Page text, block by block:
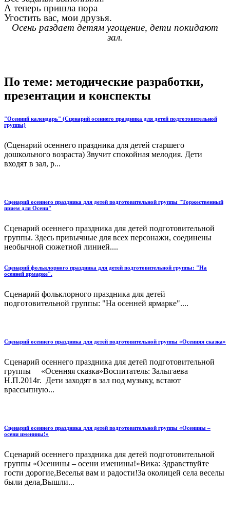
А теперь пришла пора
Угостить вас, мои друзья.
Осень раздает детям угощение, дети покидают
зал.
По теме: методические разработки,
презентации и конспекты
"Осенний календарь" (Сценарий осеннего праздника для детей подготовительной
группы)
(Сценарий осеннего праздника для детей старшего
дошкольного возраста) Звучит спокойная мелодия. Дети
входят в зал, р...
Сценарий осеннего праздника для детей подготовительной группы "Торжественный
прием для Осени"
Сценарий осеннего праздника для детей подготовительной
группы. Здесь привычные для всех персонажи, соединены
необычной сюжетной линией....
Сценарий фольклорного праздника для детей подготовительной группы: "На
осенней ярмарке".
Сценарий фольклорного праздника для детей
подготовительной группы: "На осенней ярмарке"....
Сценарий осеннего праздника для детей подготовительной группы «Осенняя сказка»
Сценарий осеннего праздника для детей подготовительной
группы «Осенняя сказка»Воспитатель: Залыгаева
Н.П.2014г. Дети заходят в зал под музыку, встают
врассыпную...
Сценарий осеннего праздника для детей подготовительной группы «Осенины –
осени именины!»
Сценарий осеннего праздника для детей подготовительной
группы «Осенины – осени именины!»Вика: Здравствуйте
гости дорогие,Веселья вам и радости!За околицей села веселы
были дела,Вышли...